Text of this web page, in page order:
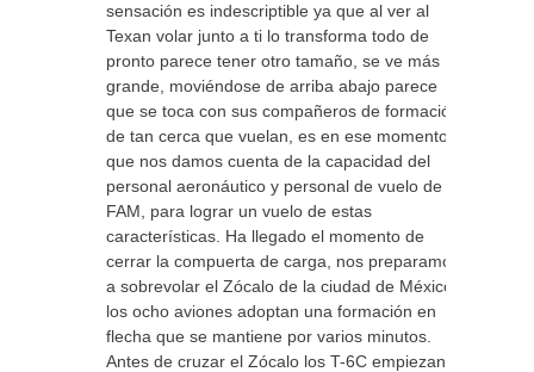
sensación es indescriptible ya que al ver al
Texan volar junto a ti lo transforma todo de
pronto parece tener otro tamaño, se ve más
grande, moviéndose de arriba abajo parece
que se toca con sus compañeros de formación
de tan cerca que vuelan, es en ese momento
que nos damos cuenta de la capacidad del
personal aeronáutico y personal de vuelo de la
FAM, para lograr un vuelo de estas
características. Ha llegado el momento de
cerrar la compuerta de carga, nos preparamos
a sobrevolar el Zócalo de la ciudad de México,
los ocho aviones adoptan una formación en
flecha que se mantiene por varios minutos.
Antes de cruzar el Zócalo los T-6C empiezan a